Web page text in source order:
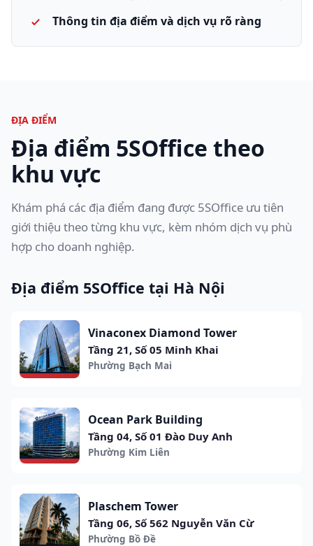
Thông tin địa điểm và dịch vụ rõ ràng
ĐỊA ĐIỂM
Địa điểm 5SOffice theo
khu vực
Khám phá các địa điểm đang được 5SOffice ưu tiên
giới thiệu theo từng khu vực, kèm nhóm dịch vụ phù
hợp cho doanh nghiệp.
Địa điểm 5SOffice tại Hà Nội
Vinaconex Diamond Tower
Tầng 21, Số 05 Minh Khai
Phường Bạch Mai
Ocean Park Building
Tầng 04, Số 01 Đào Duy Anh
Phường Kim Liên
Plaschem Tower
Tầng 06, Số 562 Nguyễn Văn Cừ
Phường Bồ Đề